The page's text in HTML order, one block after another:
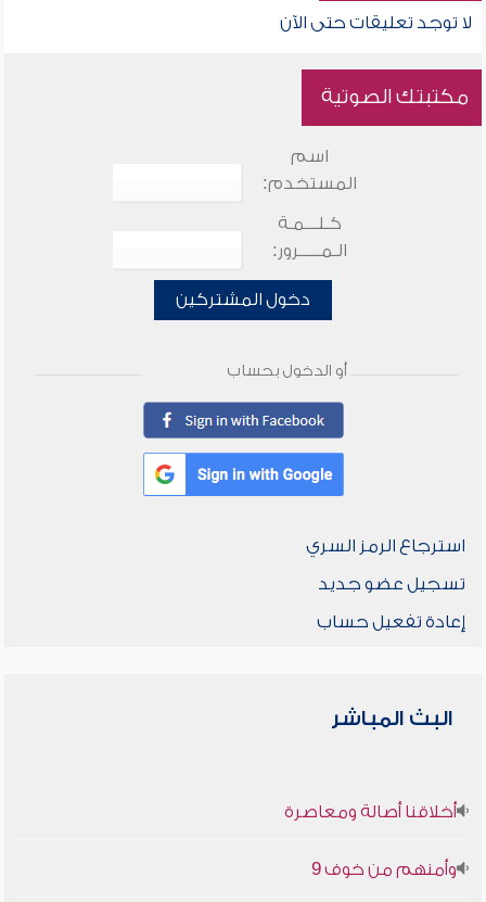
لا توجد تعليقات حتى الآن
مكتبتك الصوتية
اسم
المستخدم:
كـلـــمـة
الـمـــــرور:
دخول المشتركين
أو الدخول بحساب
استرجاع الرمز السري
تسجيل عضو جديد
إعادة تفعيل حساب
البث المباشر
أخلاقنا أصالة ومعاصرة
وأمنهم من خوف 9